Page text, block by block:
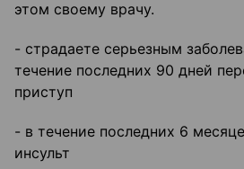
этом своему врачу.
- страдаете серьезным
течение последних 90 дней
приступ
- в течение последних 6
инсульт